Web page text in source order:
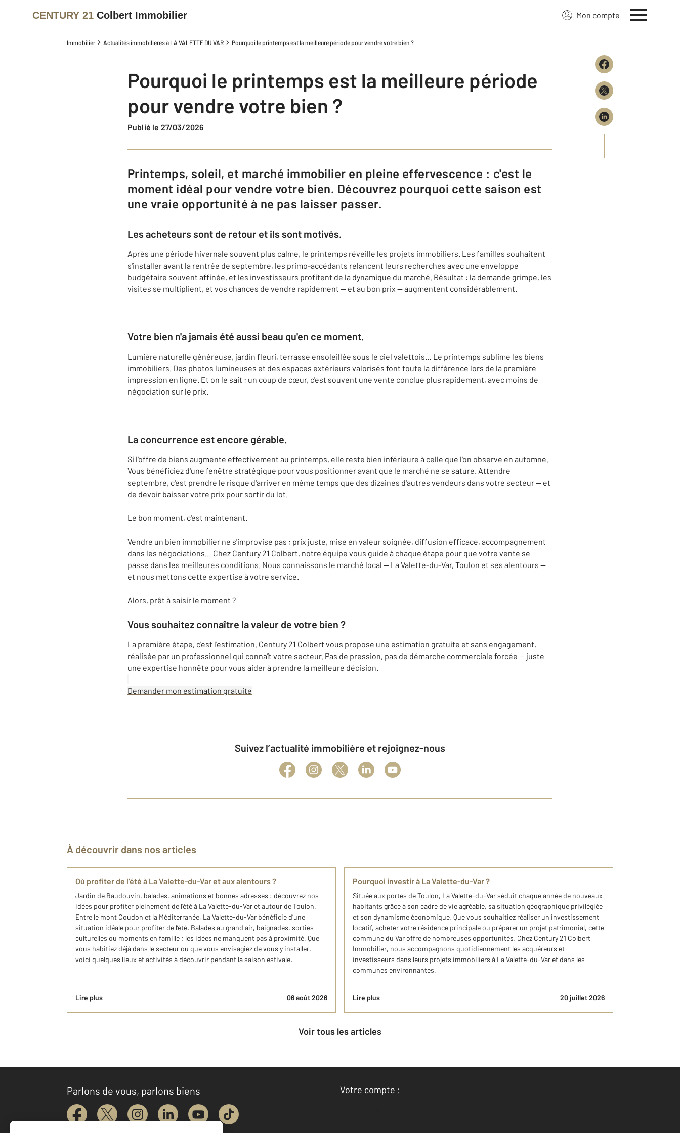
CENTURY 21 Colbert Immobilier Mon compte
Immobilier Actualités immobilières à LA VALETTE DU VAR Pourquoi le printemps est la meilleure période pour vendre votre bien ?
Pourquoi le printemps est la meilleure période
pour vendre votre bien ?
Publié le 27/03/2026
Printemps, soleil, et marché immobilier en pleine effervescence : c'est le
moment idéal pour vendre votre bien. Découvrez pourquoi cette saison est
une vraie opportunité à ne pas laisser passer.
Les acheteurs sont de retour et ils sont motivés.
Après une période hivernale souvent plus calme, le printemps réveille les projets immobiliers. Les familles souhaitent
s'installer avant la rentrée de septembre, les primo-accédants relancent leurs recherches avec une enveloppe
budgétaire souvent affinée, et les investisseurs profitent de la dynamique du marché. Résultat : la demande grimpe, les
visites se multiplient, et vos chances de vendre rapidement — et au bon prix — augmentent considérablement.
Votre bien n'a jamais été aussi beau qu'en ce moment.
Lumière naturelle généreuse, jardin fleuri, terrasse ensoleillée sous le ciel valettois… Le printemps sublime les biens
immobiliers. Des photos lumineuses et des espaces extérieurs valorisés font toute la différence lors de la première
impression en ligne. Et on le sait : un coup de cœur, c'est souvent une vente conclue plus rapidement, avec moins de
négociation sur le prix.
La concurrence est encore gérable.
Si l'offre de biens augmente effectivement au printemps, elle reste bien inférieure à celle que l'on observe en automne.
Vous bénéficiez d'une fenêtre stratégique pour vous positionner avant que le marché ne se sature. Attendre
septembre, c'est prendre le risque d'arriver en même temps que des dizaines d'autres vendeurs dans votre secteur — et
de devoir baisser votre prix pour sortir du lot.
Le bon moment, c'est maintenant.
Vendre un bien immobilier ne s'improvise pas : prix juste, mise en valeur soignée, diffusion efficace, accompagnement
dans les négociations… Chez Century 21 Colbert, notre équipe vous guide à chaque étape pour que votre vente se
passe dans les meilleures conditions. Nous connaissons le marché local — La Valette-du-Var, Toulon et ses alentours —
et nous mettons cette expertise à votre service.
Alors, prêt à saisir le moment ?
Vous souhaitez connaître la valeur de votre bien ?
La première étape, c'est l'estimation. Century 21 Colbert vous propose une estimation gratuite et sans engagement,
réalisée par un professionnel qui connaît votre secteur. Pas de pression, pas de démarche commerciale forcée — juste
une expertise honnête pour vous aider à prendre la meilleure décision.
Demander mon estimation gratuite
Suivez l’actualité immobilière et rejoignez-nous
À découvrir dans nos articles
Où profiter de l’été à La Valette-du-Var et aux alentours ?
Jardin de Baudouvin, balades, animations et bonnes adresses : découvrez nos
idées pour profiter pleinement de l’été à La Valette-du-Var et autour de Toulon.
Entre le mont Coudon et la Méditerranée, La Valette-du-Var bénéficie d’une
situation idéale pour profiter de l’été. Balades au grand air, baignades, sorties
culturelles ou moments en famille : les idées ne manquent pas à proximité. Que
vous habitiez déjà dans le secteur ou que vous envisagiez de vous y installer,
voici quelques lieux et activités à découvrir pendant la saison estivale.
Lire plus 06 août 2026
Pourquoi investir à La Valette-du-Var ?
Située aux portes de Toulon, La Valette-du-Var séduit chaque année de nouveaux
habitants grâce à son cadre de vie agréable, sa situation géographique privilégiée
et son dynamisme économique. Que vous souhaitiez réaliser un investissement
locatif, acheter votre résidence principale ou préparer un projet patrimonial, cette
commune du Var offre de nombreuses opportunités. Chez Century 21 Colbert
Immobilier, nous accompagnons quotidiennement les acquéreurs et
investisseurs dans leurs projets immobiliers à La Valette-du-Var et dans les
communes environnantes.
Lire plus 20 juillet 2026
Voir tous les articles
Parlons de vous, parlons biens
Votre compte :
Accéder à mon compte